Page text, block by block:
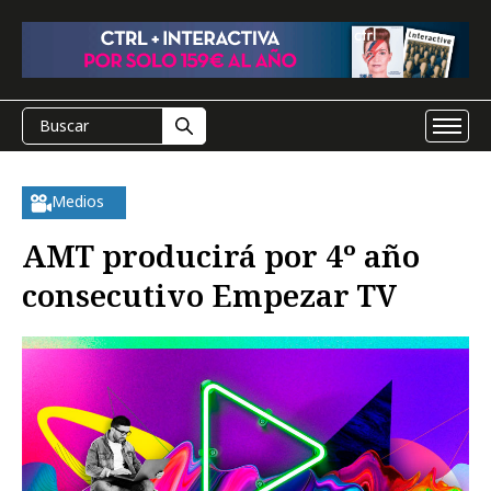
Medios
AMT producirá por 4º año
consecutivo Empezar TV